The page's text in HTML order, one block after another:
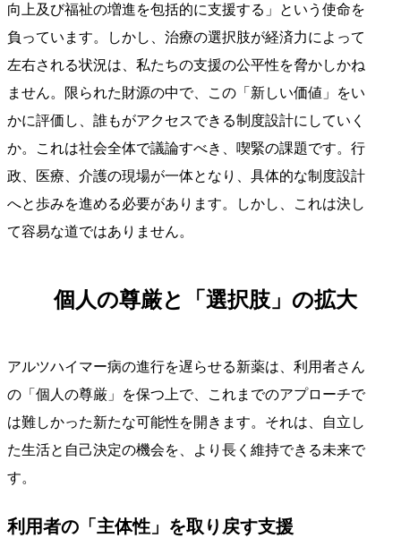
向上及び福祉の増進を包括的に支援する」という使命を
負っています。しかし、治療の選択肢が経済力によって
左右される状況は、私たちの支援の公平性を脅かしかね
ません。限られた財源の中で、この「新しい価値」をい
かに評価し、誰もがアクセスできる制度設計にしていく
か。これは社会全体で議論すべき、喫緊の課題です。行
政、医療、介護の現場が一体となり、具体的な制度設計
へと歩みを進める必要があります。しかし、これは決し
て容易な道ではありません。
個人の尊厳と「選択肢」の拡大
アルツハイマー病の進行を遅らせる新薬は、利用者さん
の「個人の尊厳」を保つ上で、これまでのアプローチで
は難しかった新たな可能性を開きます。それは、自立し
た生活と自己決定の機会を、より長く維持できる未来で
す。
利用者の「主体性」を取り戻す支援